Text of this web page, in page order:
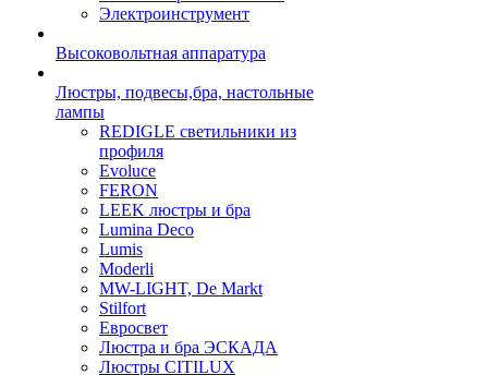
Электроинструмент
Высоковольтная аппаратура
Люстры, подвесы,бра, настольные
лампы
REDIGLE светильники из
профиля
Evoluce
FERON
LEEK люстры и бра
Lumina Deco
Lumis
Moderli
MW-LIGHT, De Markt
Stilfort
Евросвет
Люстра и бра ЭСКАДА
Люстры CITILUX